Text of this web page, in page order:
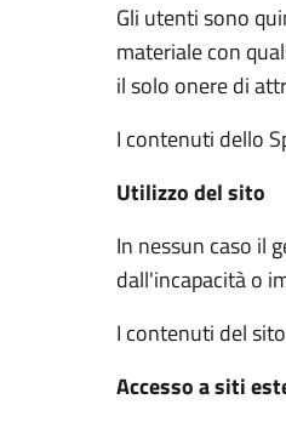
Gli utenti sono
materiale con
il solo onere di
I contenuti dello
Utilizzo del sito
In nessun caso il
dall'incapacità o
I contenuti del
Accesso a siti